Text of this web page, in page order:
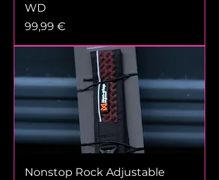
WD
Prix
99,99 €
Nonstop Rock Adjustable